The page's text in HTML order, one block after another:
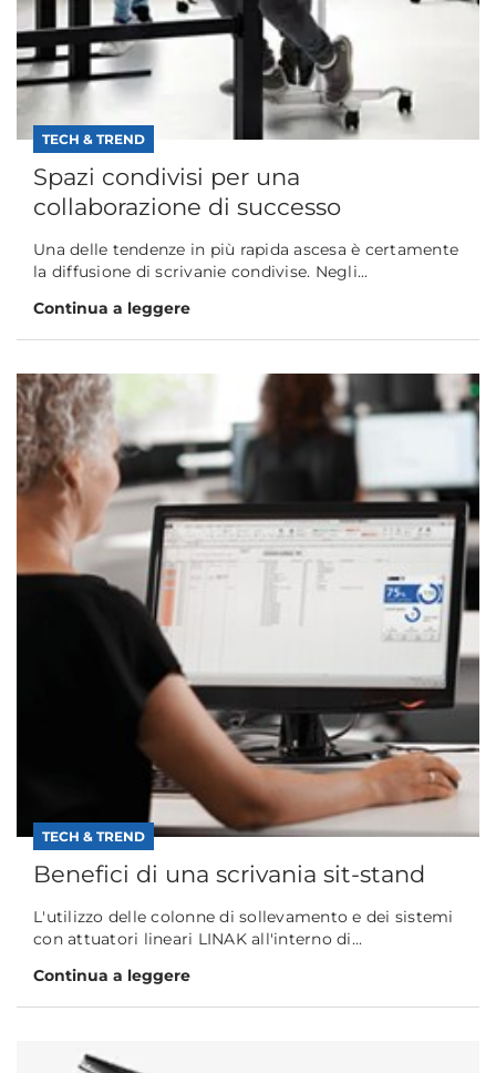
TECH & TREND
Spazi condivisi per una
collaborazione di successo
Una delle tendenze in più rapida ascesa è certamente
la diffusione di scrivanie condivise. Negli...
Continua a leggere
TECH & TREND
Benefici di una scrivania sit-stand
L'utilizzo delle colonne di sollevamento e dei sistemi
con attuatori lineari LINAK all'interno di...
Continua a leggere